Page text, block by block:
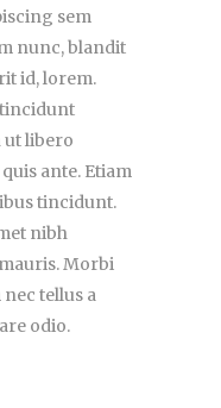
sem
nunc, blandit
id, lorem.
tincidunt
ut libero
ante. Etiam
tincidunt.
nibh
Morbi
tellus a
odio.